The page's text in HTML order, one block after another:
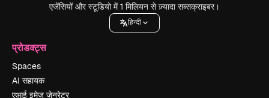
एजेंसियों और स्टूडियो में 1 मिलियन से ज़्यादा सब्सक्राइबर।
हिन्दी
प्रोडक्ट्स
Spaces
AI सहायक
एआई इमेज जेनरेटर